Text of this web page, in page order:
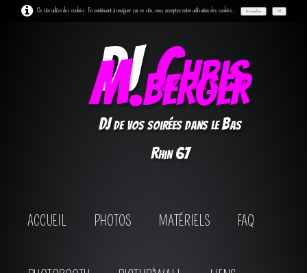
Ce site utilise des cookies. En continuant à naviguer sur ce site, vous acceptez notre utilisation des cookies. Personnaliser OK
DJChris
M.berger
DJ de vos soirées dans le Bas
Rhin 67
ACCUEIL PHOTOS MATÉRIELS FAQ